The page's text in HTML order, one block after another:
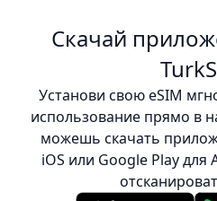
Скачай
Установи свою eSIM
использование прямо в
можешь скачать
iOS или Google Play